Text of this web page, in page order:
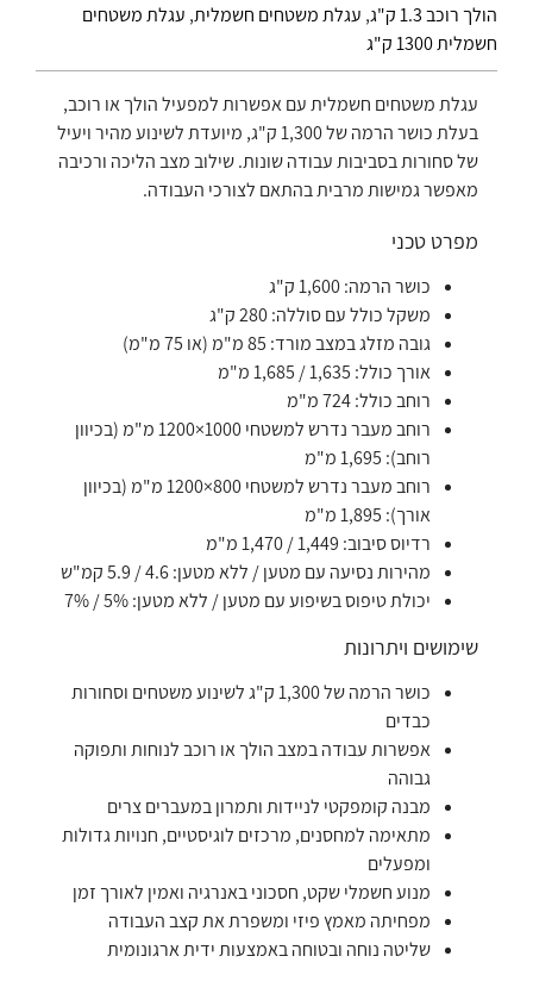
הולך רוכב 1.3 ק"ג
, עגלת משטחים חשמלית, עגלת משטחים
חשמלית 1300 ק"ג
עגלת משטחים חשמלית עם אפשרות למפעיל הולך או רוכב,
בעלת כושר הרמה של 1,300 ק"ג, מיועדת לשינוע מהיר ויעיל
של סחורות בסביבות עבודה שונות. שילוב מצב הליכה ורכיבה
מאפשר גמישות מרבית בהתאם לצורכי העבודה.
מפרט טכני
כושר הרמה: 1,600 ק"ג
משקל כולל עם סוללה: 280 ק"ג
גובה מזלג במצב מורד: 85 מ"מ (או 75 מ"מ)
אורך כולל: 1,635 / 1,685 מ"מ
רוחב כולל: 724 מ"מ
רוחב מעבר נדרש למשטחי 1000×1200 מ"מ (בכיוון
רוחב): 1,695 מ"מ
רוחב מעבר נדרש למשטחי 800×1200 מ"מ (בכיוון
אורך): 1,895 מ"מ
רדיוס סיבוב: 1,449 / 1,470 מ"מ
מהירות נסיעה עם מטען / ללא מטען: 4.6 / 5.9 קמ"ש
יכולת טיפוס בשיפוע עם מטען / ללא מטען: 5% / 7%
שימושים ויתרונות
כושר הרמה של 1,300 ק"ג לשינוע משטחים וסחורות
כבדים
אפשרות עבודה במצב הולך או רוכב לנוחות ותפוקה
גבוהה
מבנה קומפקטי לניידות ותמרון במעברים צרים
מתאימה למחסנים, מרכזים לוגיסטיים, חנויות גדולות
ומפעלים
מנוע חשמלי שקט, חסכוני באנרגיה ואמין לאורך זמן
מפחיתה מאמץ פיזי ומשפרת את קצב העבודה
שליטה נוחה ובטוחה באמצעות ידית ארגונומית